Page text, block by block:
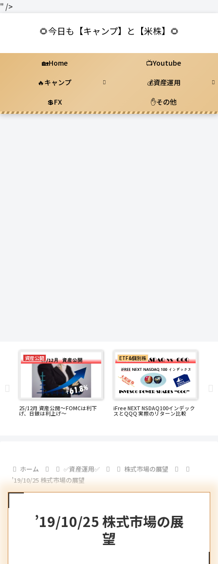
" />
🌻今日も【キャンプ】と【米株】🌻
🏡Home
📺Youtube
🔥キャンプ
💰資産運用
💲FX
✋その他
資産公開
25/12月 資産公開～FOMCは利下
げ、日銀は利上げ～
ETF&個別株
iFree NEXT NSDAQ100インデック
スとQQQ 実際のリターン比較
ホーム ✅資産運用✅
株式市場の展望
’19/10/25 株式市場の展望
’19/10/25 株式市場の展
望